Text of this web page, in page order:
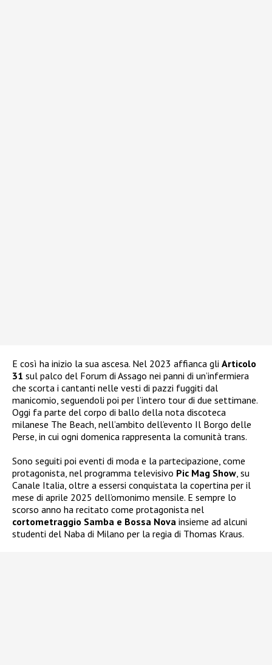
E così ha inizio la sua ascesa. Nel 2023 affianca gli Articolo
31 sul palco del Forum di Assago nei panni di un’infermiera
che scorta i cantanti nelle vesti di pazzi fuggiti dal
manicomio, seguendoli poi per l’intero tour di due settimane.
Oggi fa parte del corpo di ballo della nota discoteca
milanese The Beach, nell’ambito dell’evento Il Borgo delle
Perse, in cui ogni domenica rappresenta la comunità trans.
Sono seguiti poi eventi di moda e la partecipazione, come
protagonista, nel programma televisivo Pic Mag Show, su
Canale Italia, oltre a essersi conquistata la copertina per il
mese di aprile 2025 dell’omonimo mensile. E sempre lo
scorso anno ha recitato come protagonista nel
cortometraggio Samba e Bossa Nova insieme ad alcuni
studenti del Naba di Milano per la regia di Thomas Kraus.